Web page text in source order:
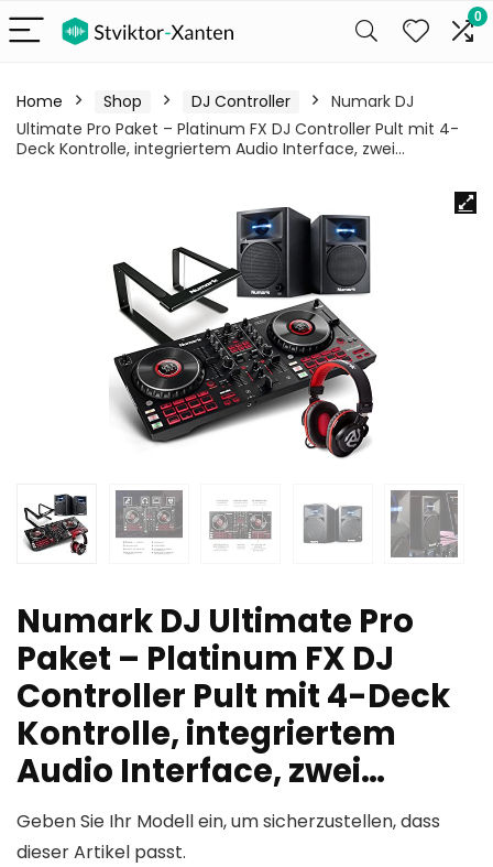
0
Home Shop DJ Controller
Numark DJ
Ultimate Pro Paket – Platinum FX DJ Controller Pult mit 4-
Deck Kontrolle, integriertem Audio Interface, zwei…
Numark DJ Ultimate Pro
Paket – Platinum FX DJ
Controller Pult mit 4-Deck
Kontrolle, integriertem
Audio Interface, zwei…
Geben Sie Ihr Modell ein, um sicherzustellen, dass
dieser Artikel passt.